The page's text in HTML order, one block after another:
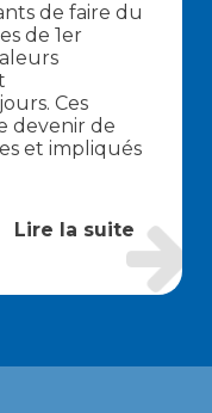
de faire du
de 1er
Ces
devenir de
et impliqués
Lire la suite